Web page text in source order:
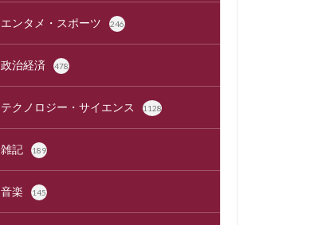
エンタメ・スポーツ 246
政治経済 478
テクノロジー・サイエンス 1128
雑記 189
音楽 145